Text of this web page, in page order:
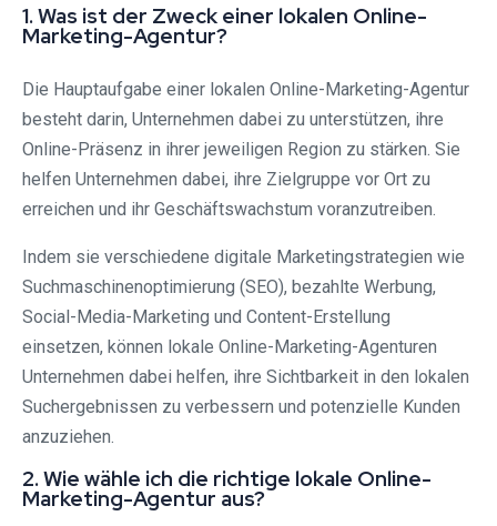
1. Was ist der Zweck einer lokalen Online-
Marketing-Agentur?
Die Hauptaufgabe einer lokalen Online-Marketing-Agentur
besteht darin, Unternehmen dabei zu unterstützen, ihre
Online-Präsenz in ihrer jeweiligen Region zu stärken. Sie
helfen Unternehmen dabei, ihre Zielgruppe vor Ort zu
erreichen und ihr Geschäftswachstum voranzutreiben.
Indem sie verschiedene digitale Marketingstrategien wie
Suchmaschinenoptimierung (SEO), bezahlte Werbung,
Social-Media-Marketing und Content-Erstellung
einsetzen, können lokale Online-Marketing-Agenturen
Unternehmen dabei helfen, ihre Sichtbarkeit in den lokalen
Suchergebnissen zu verbessern und potenzielle Kunden
anzuziehen.
2. Wie wähle ich die richtige lokale Online-
Marketing-Agentur aus?